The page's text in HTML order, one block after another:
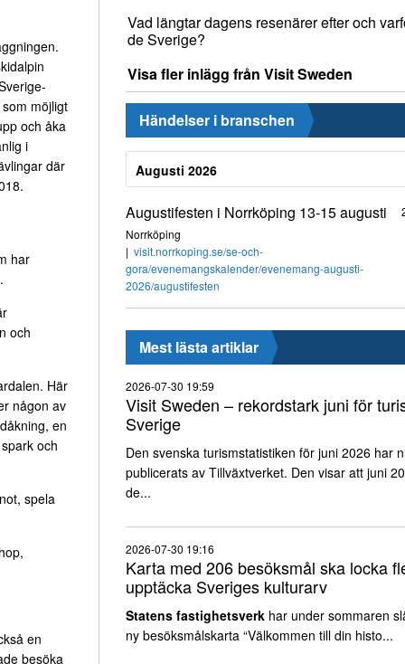
möjligt
och åka
i
där
har
och
Här
någon av
en
och
spela
en
besöka
Vad längtar dagens resenärer efter och
de Sverige?
Visa fler inlägg från Visit Sweden
Händelser i branschen
Augusti 2026
Augustifesten i Norrköping 13-15 augusti
Norrköping
visit.norrkoping.se/se-och-
gora/evenemangskalender/evenemang-augusti-
2026/augustifesten
Mest lästa artiklar
2026-07-30 19:59
Visit Sweden – rekordstark juni för
Sverige
Den svenska turismstatistiken för juni 2026 har
publicerats av Tillväxtverket. Den visar att juni
de...
2026-07-30 19:16
Karta med 206 besöksmål ska locka
upptäcka Sveriges kulturarv
Statens fastighetsverk har under sommaren
ny besöksmålskarta “Välkommen till din histo...